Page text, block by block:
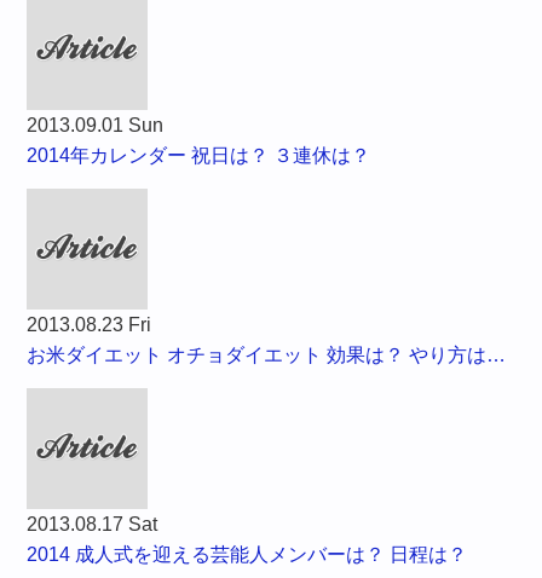
2013.09.01 Sun
2014年カレンダー 祝日は？ ３連休は？
2013.08.23 Fri
お米ダイエット オチョダイエット 効果は？ やり方は…
2013.08.17 Sat
2014 成人式を迎える芸能人メンバーは？ 日程は？